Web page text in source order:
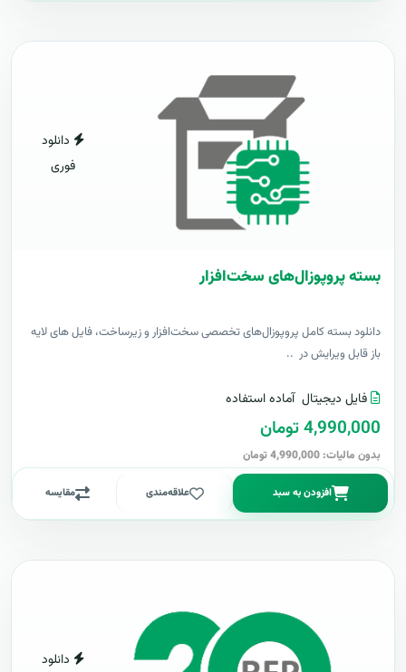
دانلود
فوری
بسته پروپوزال‌های سخت‌افزار
دانلود بسته کامل پروپوزال‌های تخصصی سخت‌افزار و زیرساخت، فایل های لایه
باز قابل ویرایش در ..
فایل دیجیتال آماده استفاده
4,990,000 تومان
بدون مالیات: 4,990,000 تومان
افزودن به سبد علاقه‌مندی مقایسه
دانلود